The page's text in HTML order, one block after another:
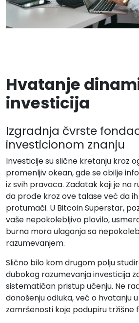
Hvatanje
investicija
Izgradnja čvrste
investicionom znanju
Investicije su slične kretanju kroz
promenljiv okean, gde se obilje
iz svih pravaca. Zadatak koji je na
da prođe kroz ove talase već da
protumači. U Bitcoin Superstar,
vaše nepokolebljivo plovilo,
burna mora ulaganja sa
razumevanjem.
Slično bilo kom drugom polju
dubokog razumevanja investicija
sistematičan pristup učenju. Ne
donošenju odluka, već o hvatanju
zamršenosti koje podupiru tržišne